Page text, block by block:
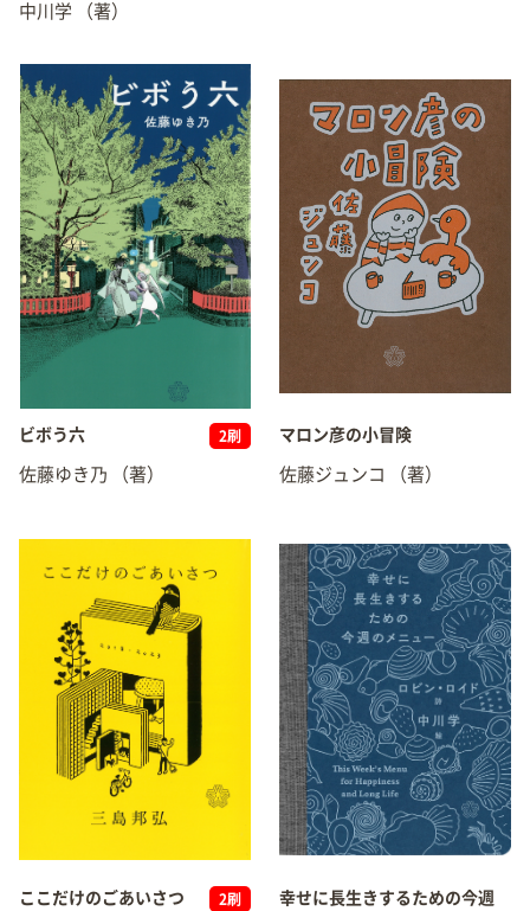
中川学 （著）
ビボう六 2刷
佐藤ゆき乃 （著）
マロン彦の小冒険
佐藤ジュンコ （著）
ここだけのごあいさつ 2刷
幸せに長生きするための今週